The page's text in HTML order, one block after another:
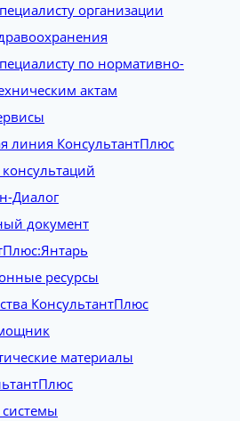
организации
по нормативно-
актам
линия КонсультантПлюс
Диалог
документ
ресурсы
КонсультантПлюс
материалы
системы